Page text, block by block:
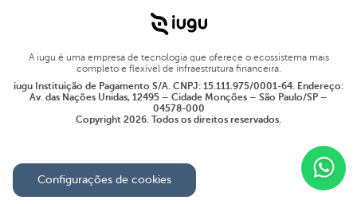
A iugu é uma empresa de tecnologia que oferece o ecossistema mais
completo e flexível de infraestrutura financeira.
iugu Instituição de Pagamento S/A. CNPJ: 15.111.975/0001-64. Endereço:
Av. das Nações Unidas, 12495 – Cidade Monções – São Paulo/SP –
04578-000
Copyright 2026. Todos os direitos reservados.
Configurações de cookies